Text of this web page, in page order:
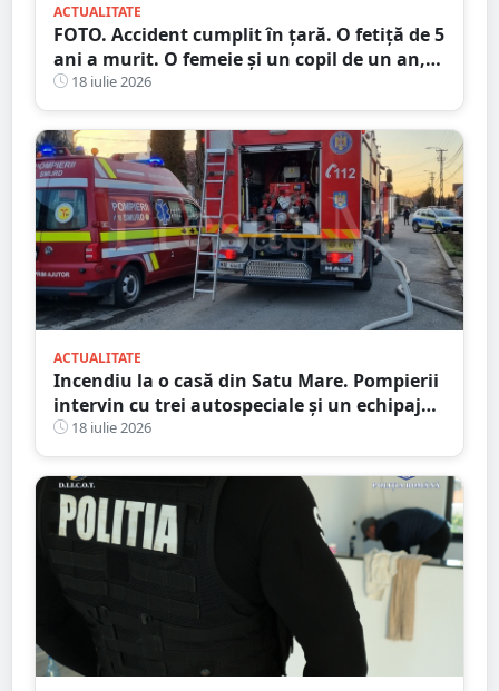
ACTUALITATE
FOTO. Accident cumplit în țară. O fetiță de 5
ani a murit. O femeie și un copil de un an,
la spital
18 iulie 2026
ACTUALITATE
Incendiu la o casă din Satu Mare. Pompierii
intervin cu trei autospeciale și un echipaj
SMURD
18 iulie 2026